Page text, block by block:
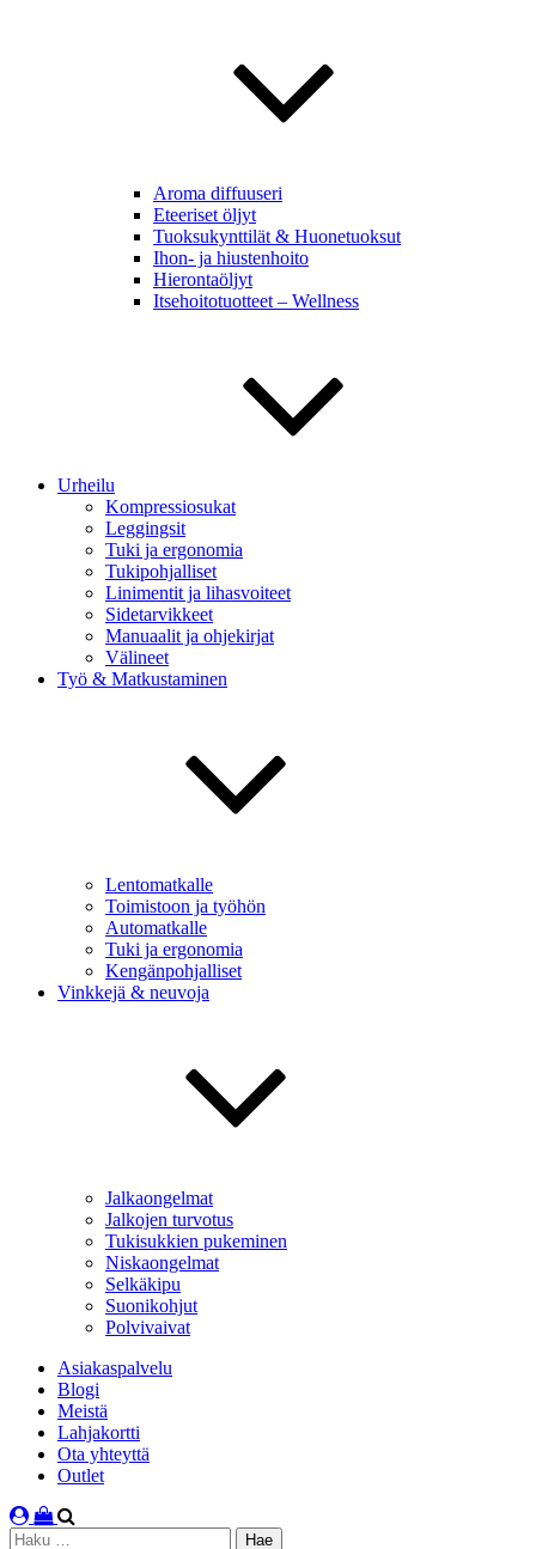
Aroma diffuuseri
Eteeriset öljyt
Tuoksukynttilät & Huonetuoksut
Ihon- ja hiustenhoito
Hierontaöljyt
Itsehoitotuotteet – Wellness
Urheilu
Kompressiosukat
Leggingsit
Tuki ja ergonomia
Tukipohjalliset
Linimentit ja lihasvoiteet
Sidetarvikkeet
Manuaalit ja ohjekirjat
Välineet
Työ & Matkustaminen
Lentomatkalle
Toimistoon ja työhön
Automatkalle
Tuki ja ergonomia
Kengänpohjalliset
Vinkkejä & neuvoja
Jalkaongelmat
Jalkojen turvotus
Tukisukkien pukeminen
Niskaongelmat
Selkäkipu
Suonikohjut
Polvivaivat
Asiakaspalvelu
Blogi
Meistä
Lahjakortti
Ota yhteyttä
Outlet
Haku: